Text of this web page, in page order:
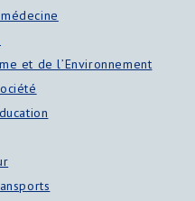
et de l’Environnement